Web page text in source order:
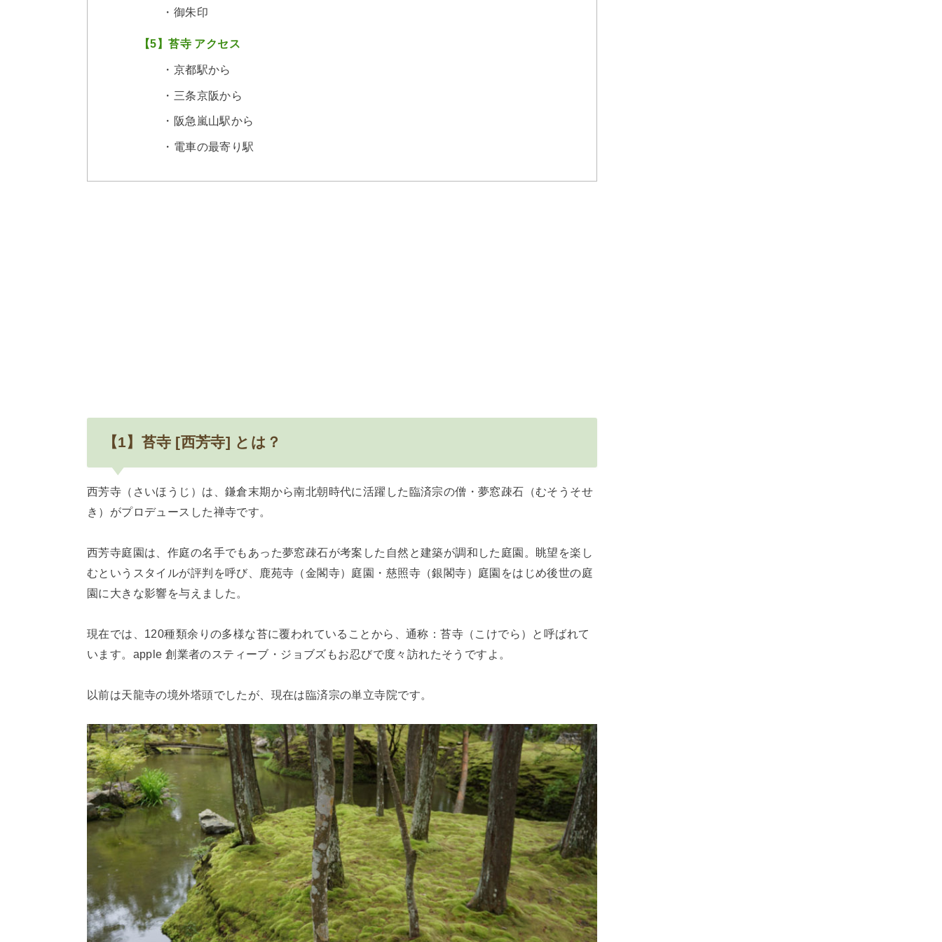
・御朱印
【5】苔寺 アクセス
・京都駅から
・三条京阪から
・阪急嵐山駅から
・電車の最寄り駅
【1】苔寺 [西芳寺] とは？
西芳寺（さいほうじ）は、鎌倉末期から南北朝時代に活躍した臨済宗の僧・夢窓疎石（むそうそせ
き）がプロデュースした禅寺です。
西芳寺庭園は、作庭の名手でもあった夢窓疎石が考案した自然と建築が調和した庭園。眺望を楽し
むというスタイルが評判を呼び、鹿苑寺（金閣寺）庭園・慈照寺（銀閣寺）庭園をはじめ後世の庭
園に大きな影響を与えました。
現在では、120種類余りの多様な苔に覆われていることから、通称：苔寺（こけでら）と呼ばれて
います。apple 創業者のスティーブ・ジョブズもお忍びで度々訪れたそうですよ。
以前は天龍寺の境外塔頭でしたが、現在は臨済宗の単立寺院です。